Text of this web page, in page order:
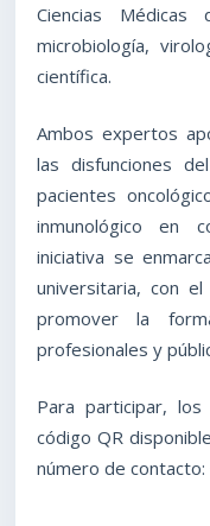
Ciencias
microbiología,
científica.
Ambos expertos
las disfunciones
pacientes
inmunológico en
iniciativa se
universitaria, con
promover la
profesionales y
Para participar, los
código QR
número de